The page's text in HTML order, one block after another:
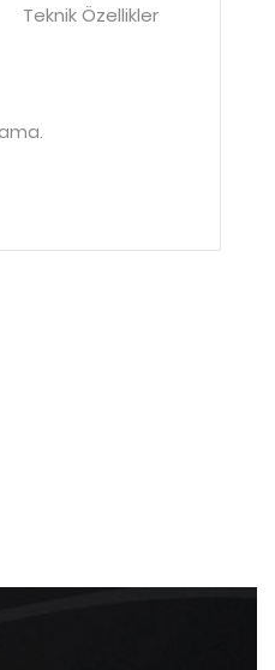
Teknik Özellikler